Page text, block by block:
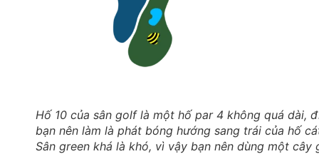
Hố 10 của sân golf là một hố par 4 không quá dài,
bạn nên làm là phát bóng hướng sang trái của hố
Sân green khá là khó, vì vậy bạn nên dùng một cây